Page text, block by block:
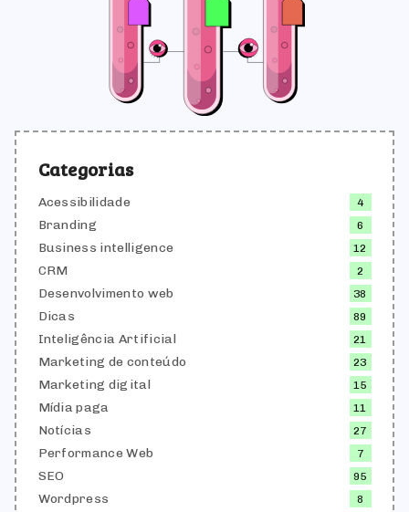
Categorias
Acessibilidade 4
Branding 6
Business intelligence 12
CRM 2
Desenvolvimento web 38
Dicas 89
Inteligência Artificial 21
Marketing de conteúdo 23
Marketing digital 15
Mídia paga 11
Notícias 27
Performance Web 7
SEO 95
Wordpress 8